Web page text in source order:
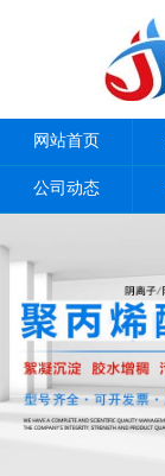
网站首页
公司动态